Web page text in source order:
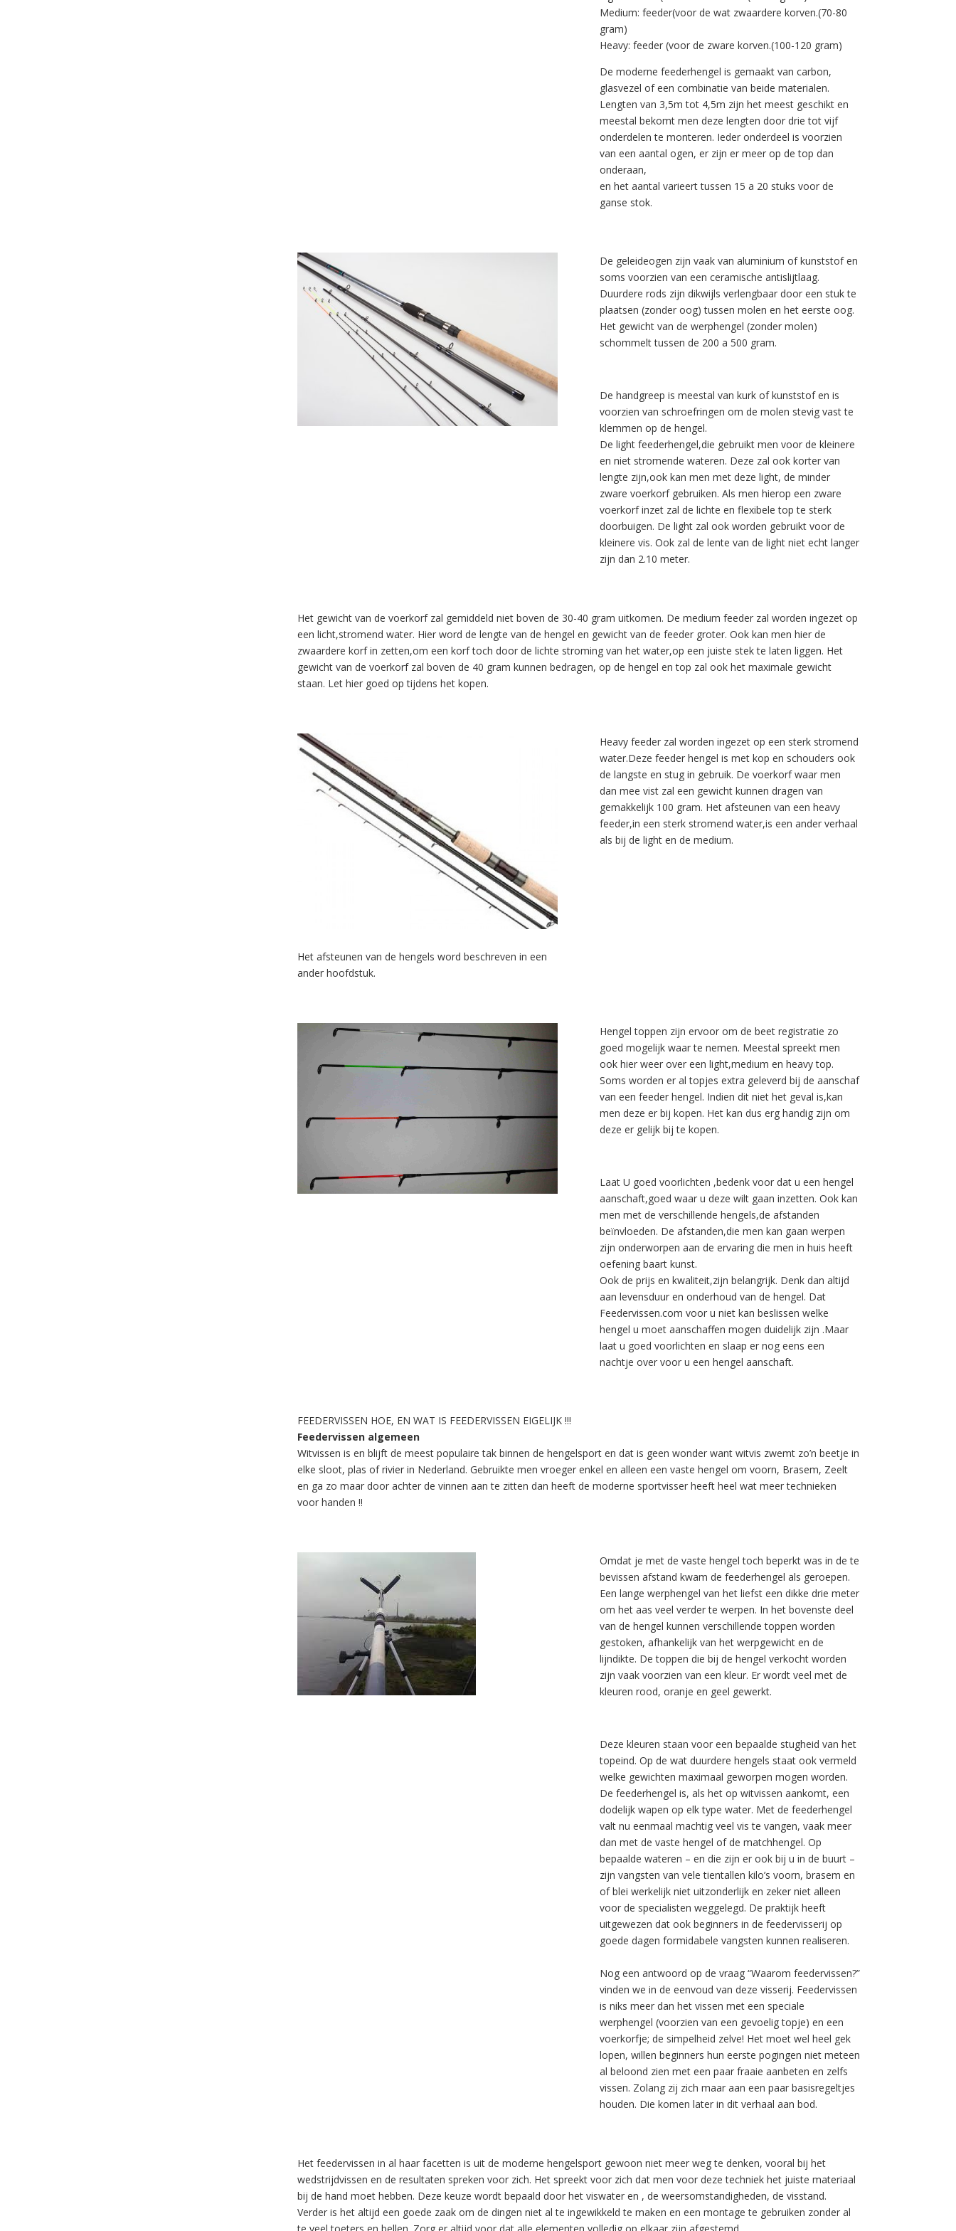
Medium: feeder(voor de wat zwaardere korven.(70-80
gram)
Heavy: feeder (voor de zware korven.(100-120 gram)
De moderne feederhengel is gemaakt van carbon,
glasvezel of een combinatie van beide materialen.
Lengten van 3,5m tot 4,5m zijn het meest geschikt en
meestal bekomt men deze lengten door drie tot vijf
onderdelen te monteren. Ieder onderdeel is voorzien
van een aantal ogen, er zijn er meer op de top dan
onderaan,
en het aantal varieert tussen 15 a 20 stuks voor de
ganse stok.
De geleideogen zijn vaak van aluminium of kunststof en
soms voorzien van een ceramische antislijtlaag.
Duurdere rods zijn dikwijls verlengbaar door een stuk te
plaatsen (zonder oog) tussen molen en het eerste oog.
Het gewicht van de werphengel (zonder molen)
schommelt tussen de 200 a 500 gram.
De handgreep is meestal van kurk of kunststof en is
voorzien van schroefringen om de molen stevig vast te
klemmen op de hengel.
De light feederhengel,die gebruikt men voor de kleinere
en niet stromende wateren. Deze zal ook korter van
lengte zijn,ook kan men met deze light, de minder
zware voerkorf gebruiken. Als men hierop een zware
voerkorf inzet zal de lichte en flexibele top te sterk
doorbuigen. De light zal ook worden gebruikt voor de
kleinere vis. Ook zal de lente van de light niet echt langer
zijn dan 2.10 meter.
Het gewicht van de voerkorf zal gemiddeld niet boven de 30-40 gram uitkomen. De medium feeder zal worden ingezet op
een licht,stromend water. Hier word de lengte van de hengel en gewicht van de feeder groter. Ook kan men hier de
zwaardere korf in zetten,om een korf toch door de lichte stroming van het water,op een juiste stek te laten liggen. Het
gewicht van de voerkorf zal boven de 40 gram kunnen bedragen, op de hengel en top zal ook het maximale gewicht
staan. Let hier goed op tijdens het kopen.
Het afsteunen van de hengels word beschreven in een
ander hoofdstuk.
Heavy feeder zal worden ingezet op een sterk stromend
water.Deze feeder hengel is met kop en schouders ook
de langste en stug in gebruik. De voerkorf waar men
dan mee vist zal een gewicht kunnen dragen van
gemakkelijk 100 gram. Het afsteunen van een heavy
feeder,in een sterk stromend water,is een ander verhaal
als bij de light en de medium.
Hengel toppen zijn ervoor om de beet registratie zo
goed mogelijk waar te nemen. Meestal spreekt men
ook hier weer over een light,medium en heavy top.
Soms worden er al topjes extra geleverd bij de aanschaf
van een feeder hengel. Indien dit niet het geval is,kan
men deze er bij kopen. Het kan dus erg handig zijn om
deze er gelijk bij te kopen.
Laat U goed voorlichten ,bedenk voor dat u een hengel
aanschaft,goed waar u deze wilt gaan inzetten. Ook kan
men met de verschillende hengels,de afstanden
beïnvloeden. De afstanden,die men kan gaan werpen
zijn onderworpen aan de ervaring die men in huis heeft
oefening baart kunst.
Ook de prijs en kwaliteit,zijn belangrijk. Denk dan altijd
aan levensduur en onderhoud van de hengel. Dat
Feedervissen.com voor u niet kan beslissen welke
hengel u moet aanschaffen mogen duidelijk zijn .Maar
laat u goed voorlichten en slaap er nog eens een
nachtje over voor u een hengel aanschaft.
FEEDERVISSEN HOE, EN WAT IS FEEDERVISSEN EIGELIJK !!!
Feedervissen algemeen
Witvissen is en blijft de meest populaire tak binnen de hengelsport en dat is geen wonder want witvis zwemt zo’n beetje in
elke sloot, plas of rivier in Nederland. Gebruikte men vroeger enkel en alleen een vaste hengel om voorn, Brasem, Zeelt
en ga zo maar door achter de vinnen aan te zitten dan heeft de moderne sportvisser heeft heel wat meer technieken
voor handen !!
Omdat je met de vaste hengel toch beperkt was in de te
bevissen afstand kwam de feederhengel als geroepen.
Een lange werphengel van het liefst een dikke drie meter
om het aas veel verder te werpen. In het bovenste deel
van de hengel kunnen verschillende toppen worden
gestoken, afhankelijk van het werpgewicht en de
lijndikte. De toppen die bij de hengel verkocht worden
zijn vaak voorzien van een kleur. Er wordt veel met de
kleuren rood, oranje en geel gewerkt.
Deze kleuren staan voor een bepaalde stugheid van het
topeind. Op de wat duurdere hengels staat ook vermeld
welke gewichten maximaal geworpen mogen worden.
De feederhengel is, als het op witvissen aankomt, een
dodelijk wapen op elk type water. Met de feederhengel
valt nu eenmaal machtig veel vis te vangen, vaak meer
dan met de vaste hengel of de matchhengel. Op
bepaalde wateren – en die zijn er ook bij u in de buurt –
zijn vangsten van vele tientallen kilo’s voorn, brasem en
of blei werkelijk niet uitzonderlijk en zeker niet alleen
voor de specialisten weggelegd. De praktijk heeft
uitgewezen dat ook beginners in de feedervisserij op
goede dagen formidabele vangsten kunnen realiseren.
Nog een antwoord op de vraag “Waarom feedervissen?”
vinden we in de eenvoud van deze visserij. Feedervissen
is niks meer dan het vissen met een speciale
werphengel (voorzien van een gevoelig topje) en een
voerkorfje; de simpelheid zelve! Het moet wel heel gek
lopen, willen beginners hun eerste pogingen niet meteen
al beloond zien met een paar fraaie aanbeten en zelfs
vissen. Zolang zij zich maar aan een paar basisregeltjes
houden. Die komen later in dit verhaal aan bod.
Het feedervissen in al haar facetten is uit de moderne hengelsport gewoon niet meer weg te denken, vooral bij het
wedstrijdvissen en de resultaten spreken voor zich. Het spreekt voor zich dat men voor deze techniek het juiste materiaal
bij de hand moet hebben. Deze keuze wordt bepaald door het viswater en , de weersomstandigheden, de visstand.
Verder is het altijd een goede zaak om de dingen niet al te ingewikkeld te maken en een montage te gebruiken zonder al
te veel toeters en bellen. Zorg er altijd voor dat alle elementen volledig op elkaar zijn afgestemd.